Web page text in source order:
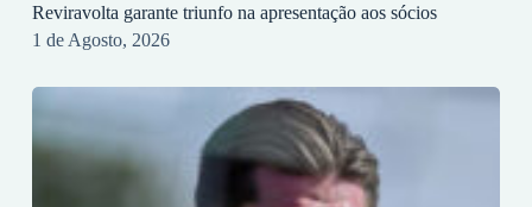
Reviravolta garante triunfo na apresentação aos sócios
1 de Agosto, 2026